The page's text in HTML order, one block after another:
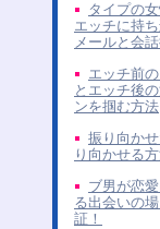
タイプの
エッチに持
メールと会
エッチ前
とエッチ後
ンを掴む方法
振り向か
り向かせる
ブ男が恋
る出会いの
証！